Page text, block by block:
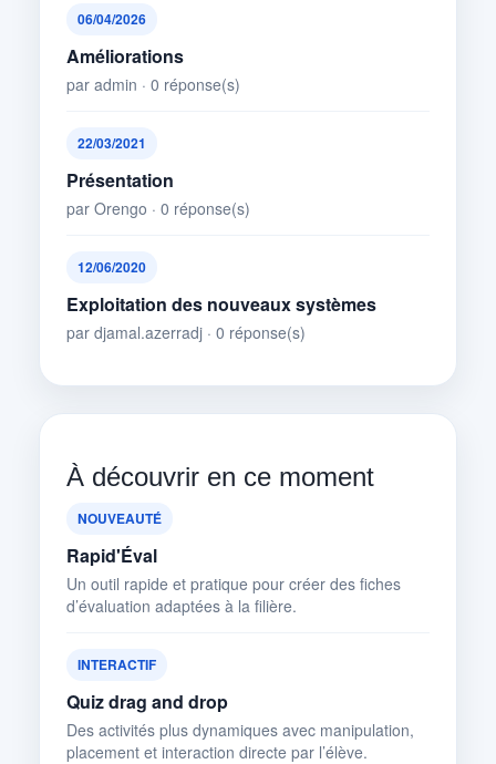
06/04/2026
Améliorations
par admin · 0 réponse(s)
22/03/2021
Présentation
par Orengo · 0 réponse(s)
12/06/2020
Exploitation des nouveaux systèmes
par djamal.azerradj · 0 réponse(s)
À découvrir en ce moment
NOUVEAUTÉ
Rapid'Éval
Un outil rapide et pratique pour créer des fiches
d’évaluation adaptées à la filière.
INTERACTIF
Quiz drag and drop
Des activités plus dynamiques avec manipulation,
placement et interaction directe par l’élève.